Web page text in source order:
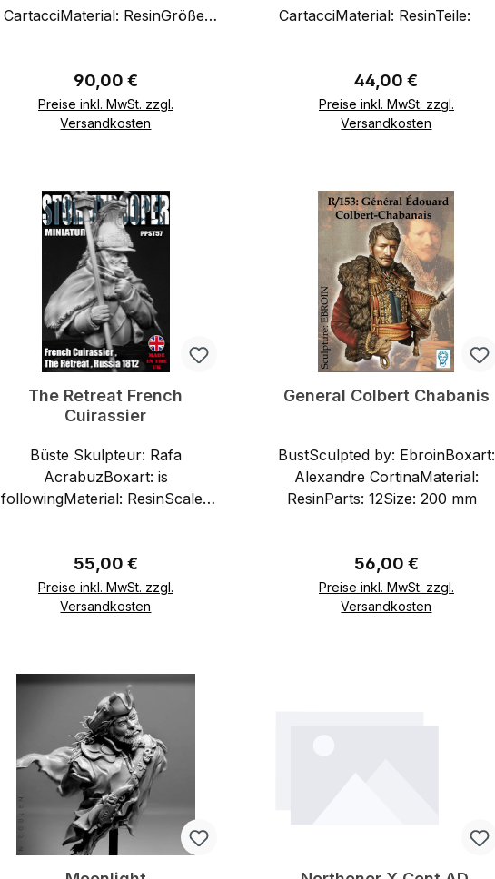
CartacciMaterial: ResinGröße:
Regulärer Preis:
90,00 €
Preise inkl. MwSt. zzgl.
Versandkosten
CartacciMaterial: ResinTeile:
Regulärer Preis:
44,00 €
Preise inkl. MwSt. zzgl.
Versandkosten
The Retreat French
Cuirassier
Büste Skulpteur: Rafa
AcrabuzBoxart: is
followingMaterial: ResinScale :
Regulärer Preis:
55,00 €
Preise inkl. MwSt. zzgl.
Versandkosten
General Colbert Chabanis
BustSculpted by: EbroinBoxart:
Alexandre CortinaMaterial:
ResinParts: 12Size: 200 mm
Regulärer Preis:
56,00 €
Preise inkl. MwSt. zzgl.
Versandkosten